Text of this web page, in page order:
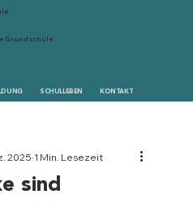
Grundschule
SCHULLEBEN KONTAKT
sind
2025 1 Min. Lesezeit